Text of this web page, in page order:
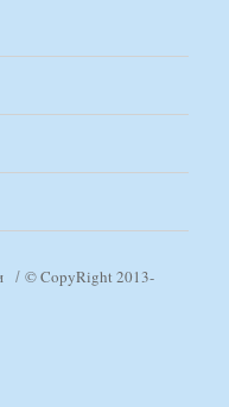
© CopyRight 2013-